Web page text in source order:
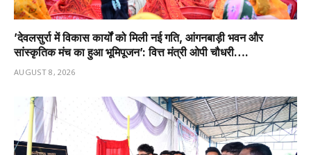
’देवलसुर्रा में विकास कार्यों को मिली नई गति, आंगनबाड़ी भवन और
सांस्कृतिक मंच का हुआ भूमिपूजन’: वित्त मंत्री ओपी चौधरी….
AUGUST 8, 2026